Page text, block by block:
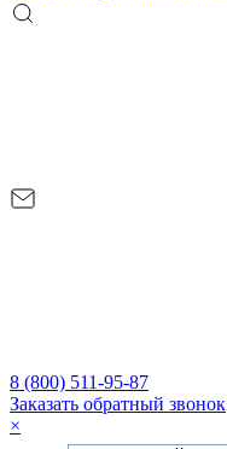
8 (800) 511-95-87
Заказать обратный звонок
×